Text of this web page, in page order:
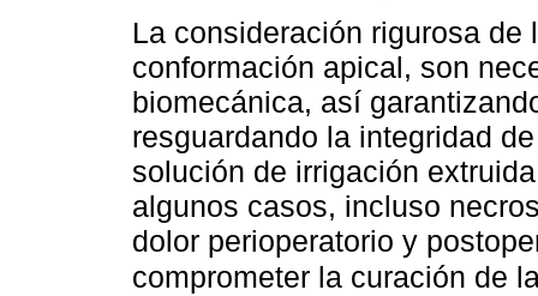
La consideración rigurosa
conformación apical, son
biomecánica, así
resguardando la integridad
solución de irrigación
algunos casos, incluso
dolor perioperatorio y
comprometer la curación de